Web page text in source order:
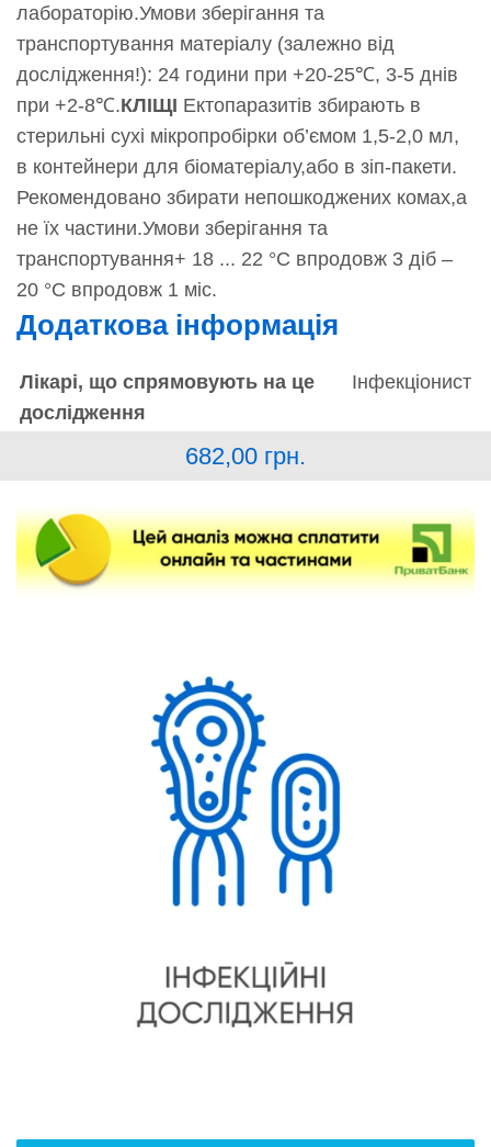
лабораторію.Умови зберігання та
транспортування матеріалу (залежно від
дослідження!): 24 години при +20-25℃, 3-5 днів
при +2-8℃.КЛІЩІ Ектопаразитів збирають в
стерильні сухі мікропробірки об’ємом 1,5-2,0 мл,
в контейнери для біоматеріалу,або в зіп-пакети.
Рекомендовано збирати непошкоджених комах,а
не їх частини.Умови зберігання та
транспортування+ 18 ... 22 °С впродовж 3 діб –
20 °С впродовж 1 міс.
Додаткова інформація
Лікарі, що спрямовують на це
дослідження
Інфекціонист
682,00 грн.